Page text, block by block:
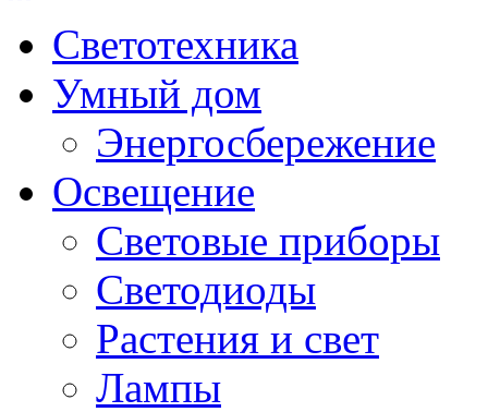
Светотехника
Умный дом
Энергосбережение
Освещение
Световые приборы
Светодиоды
Растения и свет
Лампы